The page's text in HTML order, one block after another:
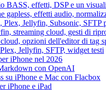
BASS, effetti, DSP e un
gapless, effetti audio,
Jellyfin, Subsonic, SFTP
streaming cloud, gesti di
opzioni dell'editor di tag
Jellyfin, SFTP, widget testi
iPhone nel 2026
con OpenAI
su iPhone e Mac con Flacbox
iPhone e iPad